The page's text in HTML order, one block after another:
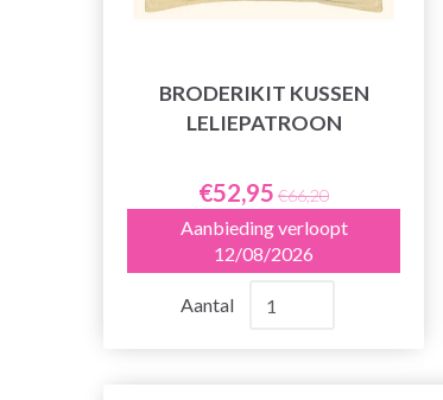
BRODERIKIT KUSSEN
LELIEPATROON
€52,95 €66,20
Aanbieding verloopt
12/08/2026
Aantal